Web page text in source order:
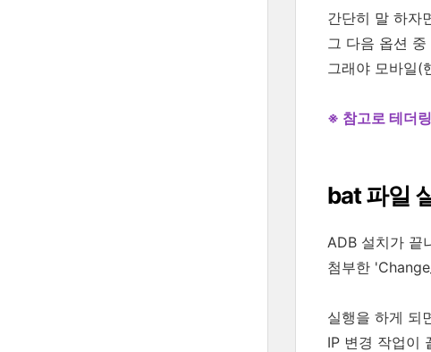
간단히 말 하자
그 다음 옵션
그래야 모바일(
※ 참고로 테더
bat 파일
ADB 설치가 끝
첨부한
실행을 하게 되
IP 변경 작업이